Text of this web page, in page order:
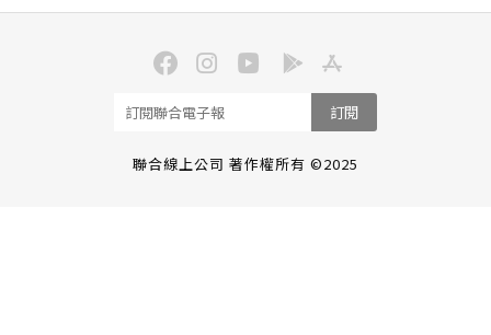
訂閱
聯合線上公司 著作權所有 ©2025